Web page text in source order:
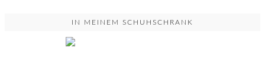
IN MEINEM SCHUHSCHRANK